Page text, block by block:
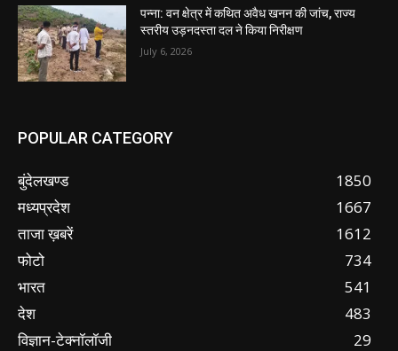
पन्ना: वन क्षेत्र में कथित अवैध खनन की जांच, राज्य
स्तरीय उड़नदस्ता दल ने किया निरीक्षण
July 6, 2026
POPULAR CATEGORY
बुंदेलखण्ड
1850
मध्यप्रदेश
1667
ताजा ख़बरें
1612
फोटो
734
भारत
541
देश
483
विज्ञान-टेक्नॉलॉजी
29